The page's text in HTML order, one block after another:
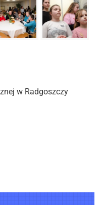
w Radgoszczy